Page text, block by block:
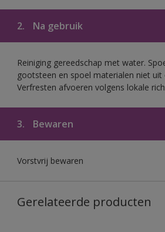
2. Na gebruik
Reiniging gereedschap met water.
gootsteen en spoel materialen niet uit
Verfresten afvoeren volgens lokale
3. Bewaren
Vorstvrij bewaren
Gerelateerde producten